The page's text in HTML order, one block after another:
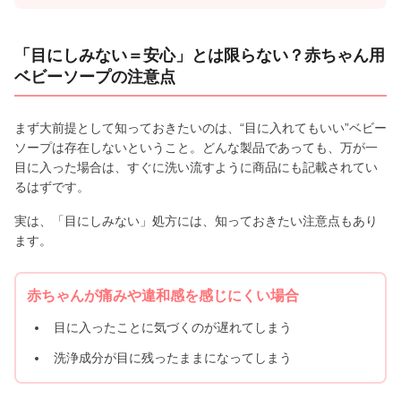
「目にしみない＝安心」とは限らない？赤ちゃん用
ベビーソープの注意点
まず大前提として知っておきたいのは、“目に入れてもいい”ベビー
ソープは存在しないということ。どんな製品であっても、万が一
目に入った場合は、すぐに洗い流すように商品にも記載されてい
るはずです。
実は、「目にしみない」処方には、知っておきたい注意点もあり
ます。
赤ちゃんが痛みや違和感を感じにくい場合
目に入ったことに気づくのが遅れてしまう
洗浄成分が目に残ったままになってしまう